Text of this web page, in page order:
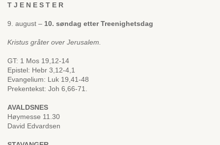
T J E N E S T E R
9. august – 10. søndag etter Treenighetsdag
Kristus gråter over Jerusalem.
GT: 1 Mos 19,12-14
Epistel: Hebr 3,12-4,1
Evangelium: Luk 19,41-48
Prekentekst: Joh 6,66-71.
AVALDSNES
Høymesse 11.30
David Edvardsen